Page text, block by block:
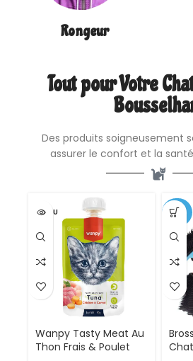
Rongeur
Tout pour Votre
Des produits soigneusement
assurer le confort et la
VENDU
Wanpy Tasty Meat Au
Thon Frais & Poulet
-62%